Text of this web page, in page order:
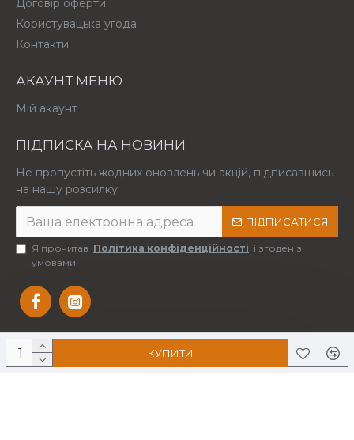
КУПИТИ
Договір оферти
Користувацька угода
Контакти
АКАУНТ МЕНЮ
Мій акаунт
ПІДПИСКА НА НОВИНИ
Не пропустіть жодних оновлень чи акцій, підписавшись
на нашу розсилку.
ПІДПИСАТИСЯ
Я прочитав Політика конфіденційності і згоден з
умовами
Copyright © 2025 Усі права захищені